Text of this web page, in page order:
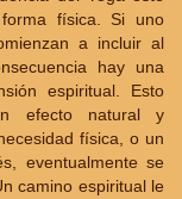
física. Si uno
a incluir al
hay una
espiritual. Esto
efecto natural y
física, o un
eventualmente se
camino espiritual le